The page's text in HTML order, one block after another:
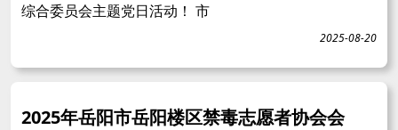
综合委员会主题党日活动！ 市
2025-08-20
2025年岳阳市岳阳楼区禁毒志愿者协会会